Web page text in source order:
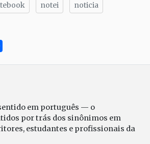
notei noticia
em português — o
por trás dos sinônimos em
estudantes e profissionais da